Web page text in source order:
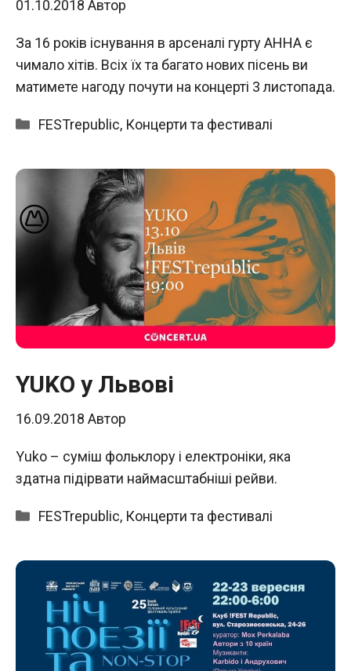
01.10.2018 Автор
За 16 років існування в арсеналі гурту АННА є
чимало хітів. Всіх їх та багато нових пісень ви
матимете нагоду почути на концерті 3 листопада.
Категорії
FESTrepublic, Концерти та фестивалі
YUKO у Львові
16.09.2018 Автор
Yuko – суміш фольклору і електроніки, яка
здатна підірвати наймасштабніші рейви.
Категорії
FESTrepublic, Концерти та фестивалі